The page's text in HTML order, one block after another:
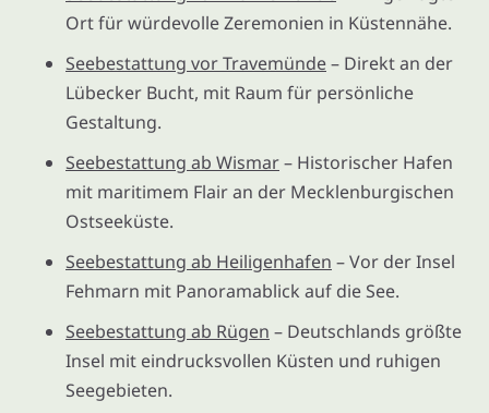
Ort für würdevolle Zeremonien in Küstennähe.
Seebestattung vor Travemünde– Direkt an der
Lübecker Bucht, mit Raum für persönliche
Gestaltung.
Seebestattung ab Wismar– Historischer Hafen
mit maritimem Flair an der Mecklenburgischen
Ostseeküste.
Seebestattung ab Heiligenhafen – Vor der Insel
Fehmarn mit Panoramablick auf die See.
Seebestattung ab Rügen – Deutschlands größte
Insel mit eindrucksvollen Küsten und ruhigen
Seegebieten.